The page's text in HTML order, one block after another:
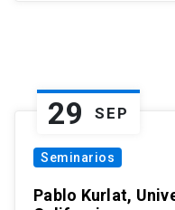
29 SEP
Seminarios
Pablo Kurlat,